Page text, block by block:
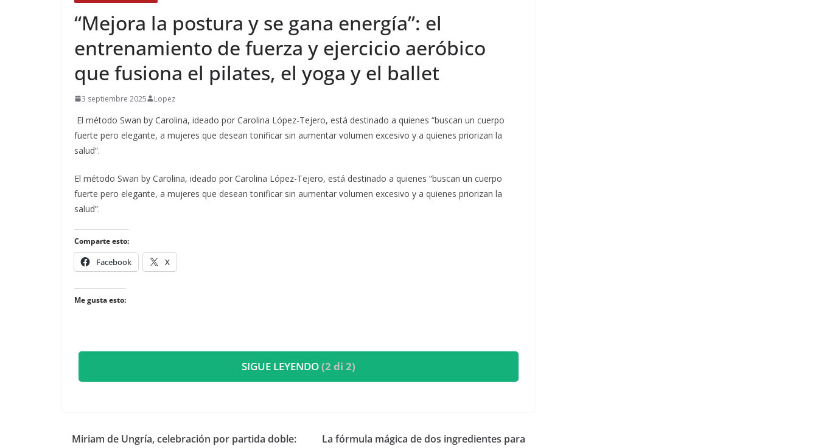
​“Mejora la postura y se gana energía”: el
entrenamiento de fuerza y ejercicio aeróbico
que fusiona el pilates, el yoga y el ballet
3 septiembre 2025 Lopez
El método Swan by Carolina, ideado por Carolina López-Tejero, está destinado a quienes “buscan un cuerpo
fuerte pero elegante, a mujeres que desean tonificar sin aumentar volumen excesivo y a quienes priorizan la
salud”.
​El método Swan by Carolina, ideado por Carolina López-Tejero, está destinado a quienes “buscan un cuerpo
fuerte pero elegante, a mujeres que desean tonificar sin aumentar volumen excesivo y a quienes priorizan la
salud”.
Comparte esto:
Facebook X
Me gusta esto:
SIGUE LEYENDO(2 di 2)
​Miriam de Ungría, celebración por partida doble:
La fórmula mágica de dos ingredientes para